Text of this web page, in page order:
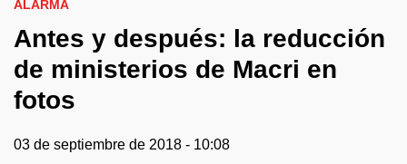
ALARMA
Antes y después: la reducción
de ministerios de Macri en
fotos
03 de septiembre de 2018 - 10:08